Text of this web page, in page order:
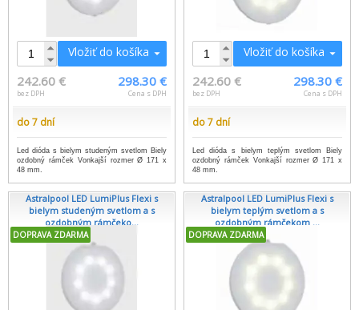
Vložiť do košíka
242.60 €
bez DPH
298.30 €
Cena s DPH
do 7 dní
Led dióda s bielym studeným svetlom Biely
ozdobný rámček Vonkajší rozmer Ø 171 x
48 mm.
Vložiť do košíka
242.60 €
bez DPH
298.30 €
Cena s DPH
do 7 dní
Led dióda s bielym teplým svetlom Biely
ozdobný rámček Vonkajší rozmer Ø 171 x
48 mm.
Astralpool LED LumiPlus Flexi s
bielym studeným svetlom a s
ozdobným rámčeko...
DOPRAVA ZDARMA
Astralpool LED LumiPlus Flexi s
bielym teplým svetlom a s
ozdobným rámčekom ...
DOPRAVA ZDARMA